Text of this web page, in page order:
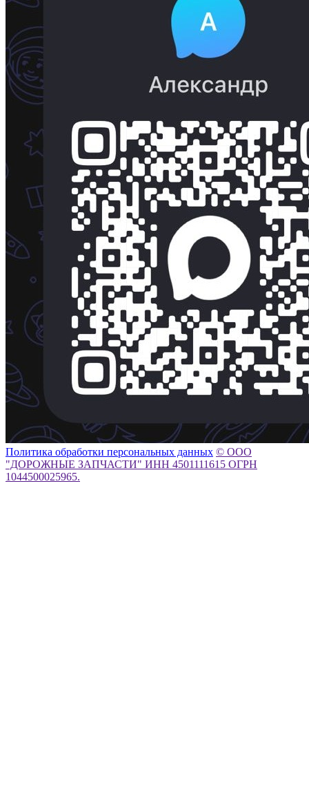
Политика обработки персональных данных © ООО
"ДОРОЖНЫЕ ЗАПЧАСТИ" ИНН 4501111615 ОГРН
1044500025965.